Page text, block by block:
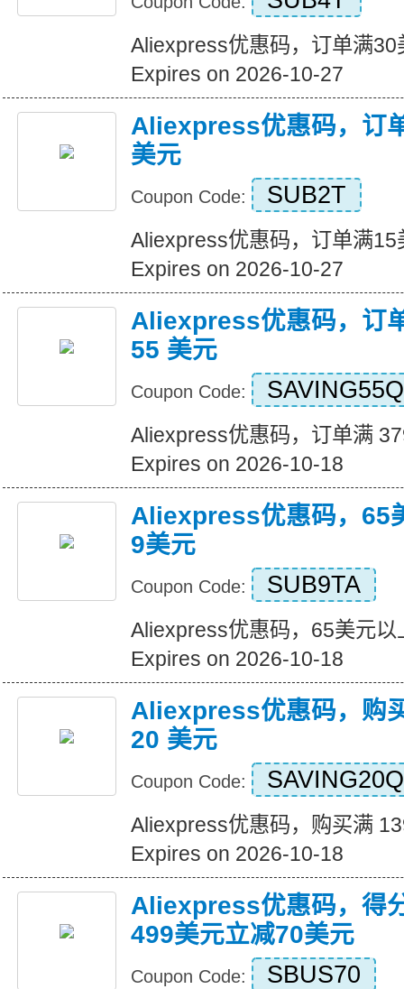
Aliexpress优惠码，订单满30
Expires on 2026-10-27
Aliexpress优惠码，订
美元
Coupon Code: SUB2T
Aliexpress优惠码，订单满15
Expires on 2026-10-27
Aliexpress优惠码，订
55 美元
Coupon Code: SAVING55Q
Aliexpress优惠码，订单满
Expires on 2026-10-18
Aliexpress优惠码，65
9美元
Coupon Code: SUB9TA
Aliexpress优惠码，65美元以
Expires on 2026-10-18
Aliexpress优惠码，购
20 美元
Coupon Code: SAVING20Q
Aliexpress优惠码，购买满
Expires on 2026-10-18
Aliexpress优惠码，得
499美元立减70美元
Coupon Code: SBUS70